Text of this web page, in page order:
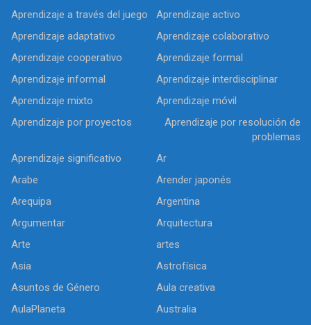
Aprendizaje a través del juego
Aprendizaje activo
Aprendizaje adaptativo
Aprendizaje colaborativo
Aprendizaje cooperativo
Aprendizaje formal
Aprendizaje informal
Aprendizaje interdisciplinar
Aprendizaje mixto
Aprendizaje móvil
Aprendizaje por proyectos
Aprendizaje por resolución de
problemas
Aprendizaje significativo
Ar
Arabe
Arender japonés
Arequipa
Argentina
Argumentar
Arquitectura
Arte
artes
Asia
Astrofísica
Asuntos de Género
Aula creativa
AulaPlaneta
Australia